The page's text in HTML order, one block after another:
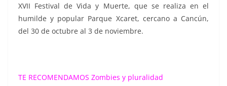
XVII Festival de Vida y Muerte, que se realiza en el
humilde y popular Parque Xcaret, cercano a Cancún,
del 30 de octubre al 3 de noviembre.
TE RECOMENDAMOS Zombies y pluralidad